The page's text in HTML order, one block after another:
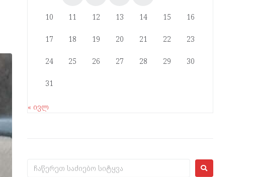
10 11 12 13 14 15 16
17 18 19 20 21 22 23
24 25 26 27 28 29 30
31
« ივლ